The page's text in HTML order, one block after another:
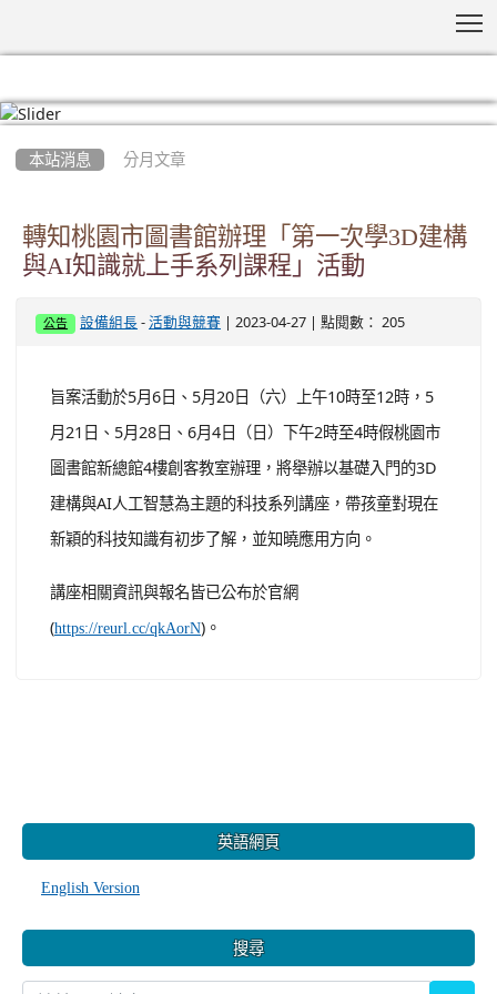
本站消息 分月文章
轉知桃園市圖書館辦理「第一次學3D建構
與AI知識就上手系列課程」活動
公告 設備組長 -活動與競賽 | 2023-04-27 | 點閱數： 205
旨案活動於5月6日、5月20日（六）上午10時至12時，5
月21日、5月28日、6月4日（日）下午2時至4時假桃園市
圖書館新總館4樓創客教室辦理，將舉辦以基礎入門的3D
建構與AI人工智慧為主題的科技系列講座，帶孩童對現在
新穎的科技知識有初步了解，並知曉應用方向。
講座相關資訊與報名皆已公布於官網
(https://reurl.cc/qkAorN)。
英語網頁
English Version
搜尋